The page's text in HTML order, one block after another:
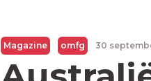
Magazine omfg 30